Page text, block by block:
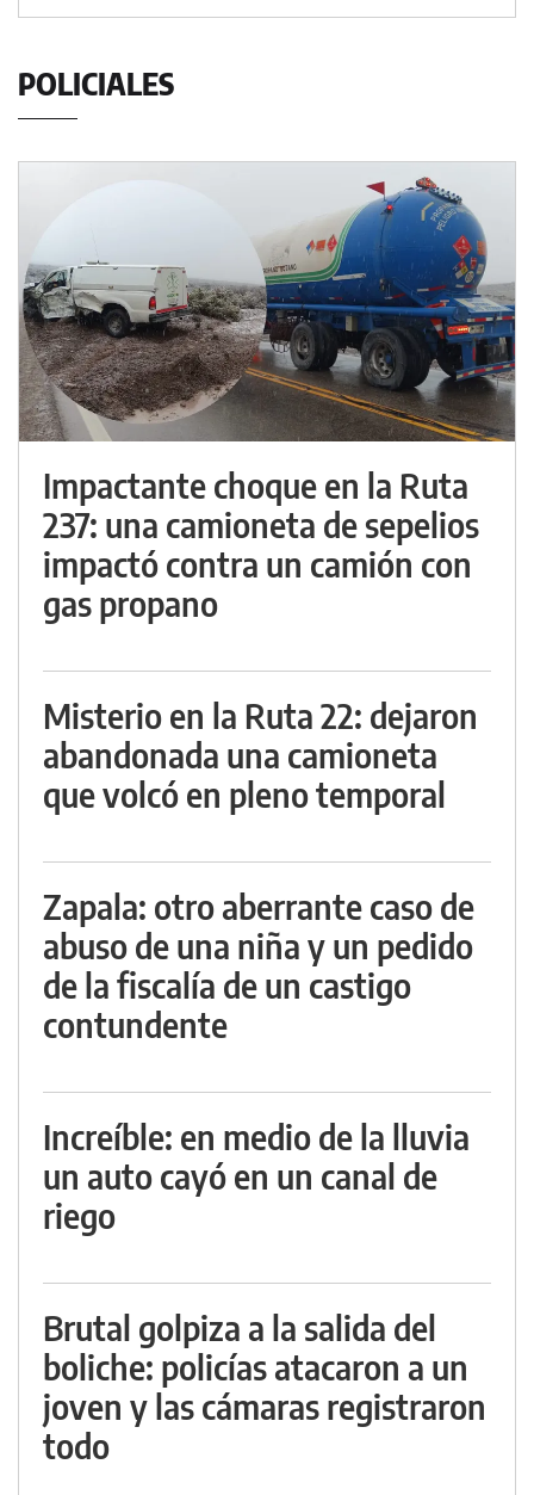
POLICIALES
Impactante choque en la Ruta
237: una camioneta de sepelios
impactó contra un camión con
gas propano
Misterio en la Ruta 22: dejaron
abandonada una camioneta
que volcó en pleno temporal
Zapala: otro aberrante caso de
abuso de una niña y un pedido
de la fiscalía de un castigo
contundente
Increíble: en medio de la lluvia
un auto cayó en un canal de
riego
Brutal golpiza a la salida del
boliche: policías atacaron a un
joven y las cámaras registraron
todo